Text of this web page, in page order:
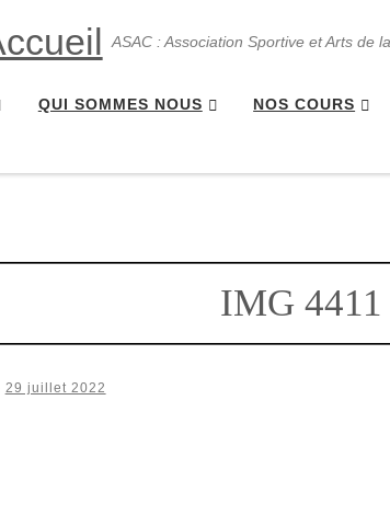
ASAC : Association Sportive et Arts de
QUI SOMMES NOUS NOS COURS
IMG 4411
29 juillet 2022